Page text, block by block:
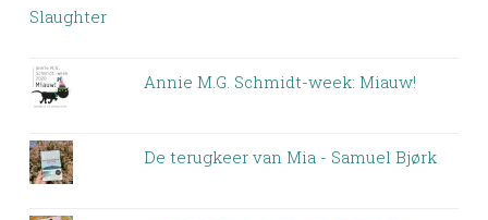
Annie M.G. Schmidt-week: Miauw!
De terugkeer van Mia - Samuel Bjørk